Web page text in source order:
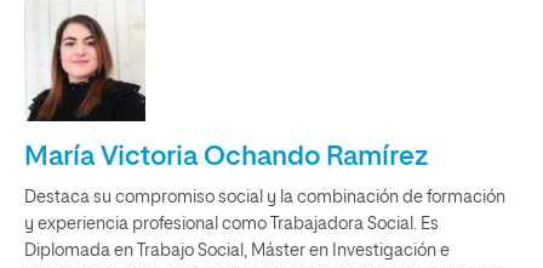
María Victoria Ochando Ramírez
Destaca su compromiso social y la combinación de formación
y experiencia profesional como Trabajadora Social. Es
Diplomada en Trabajo Social, Máster en Investigación e